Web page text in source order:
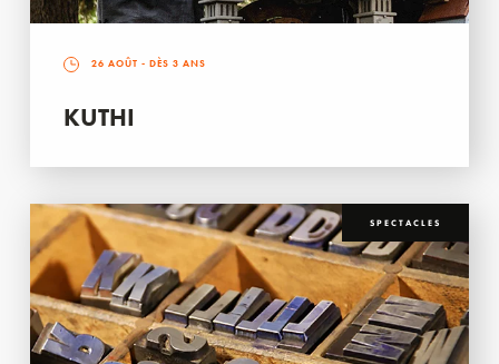
26 AOÛT - DÈS 3 ANS
KUTHI
SPECTACLES